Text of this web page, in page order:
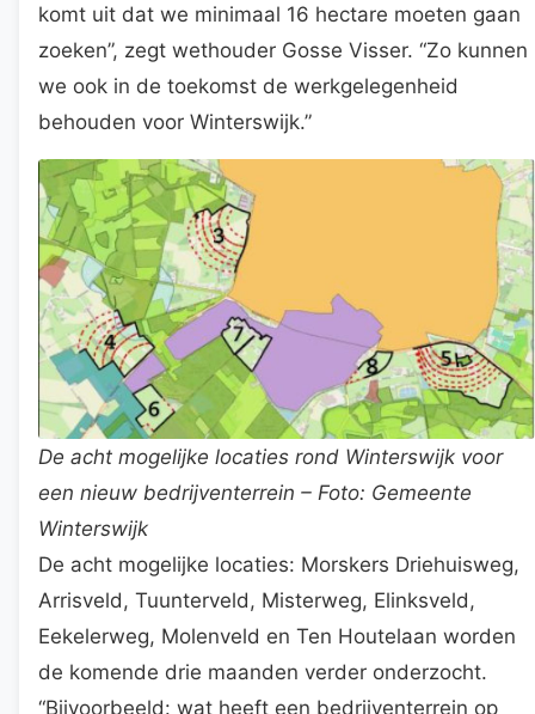
komt uit dat we minimaal 16 hectare moeten gaan
zoeken”, zegt wethouder Gosse Visser. “Zo kunnen
we ook in de toekomst de werkgelegenheid
behouden voor Winterswijk.”
De acht mogelijke locaties rond Winterswijk voor
een nieuw bedrijventerrein – Foto: Gemeente
Winterswijk
De acht mogelijke locaties: Morskers Driehuisweg,
Arrisveld, Tuunterveld, Misterweg, Elinksveld,
Eekelerweg, Molenveld en Ten Houtelaan worden
de komende drie maanden verder onderzocht.
“Bijvoorbeeld: wat heeft een bedrijventerrein op